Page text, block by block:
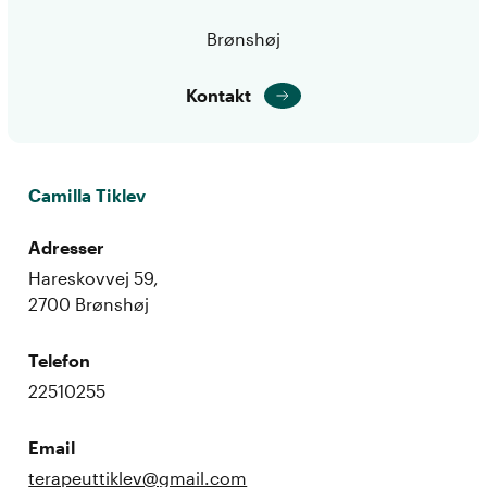
Brønshøj
Kontakt
Camilla Tiklev
Adresser
Hareskovvej 59,
2700 Brønshøj
Telefon
22510255
Email
terapeuttiklev@gmail.com